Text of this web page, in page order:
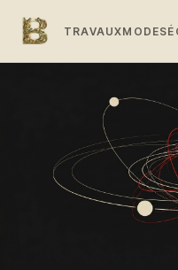
TRAVAUXMODES